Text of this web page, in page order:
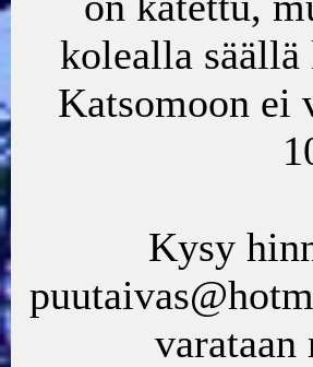
kolealla säällä
Katsomoon ei
Kysy